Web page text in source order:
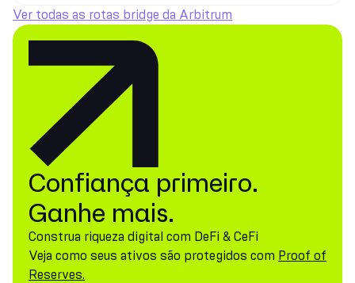
Ver todas as rotas bridge da Arbitrum
Confiança primeiro.
Ganhe mais.
Construa riqueza digital com DeFi & CeFi
Veja como seus ativos são protegidos com Proof of
Reserves.